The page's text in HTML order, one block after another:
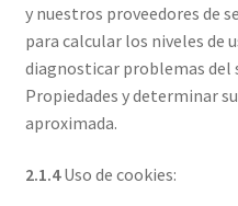
y nuestros proveedores de
para calcular los niveles de
diagnosticar problemas del
Propiedades y determinar
aproximada.
2.1.4Uso de cookies: